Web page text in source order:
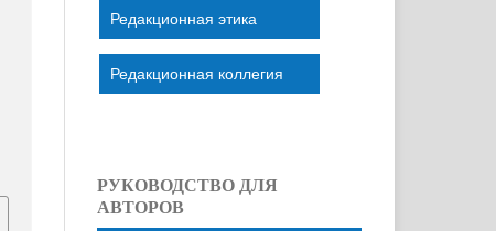
Редакционная этика
Редакционная коллегия
РУКОВОДСТВО ДЛЯ
АВТОРОВ